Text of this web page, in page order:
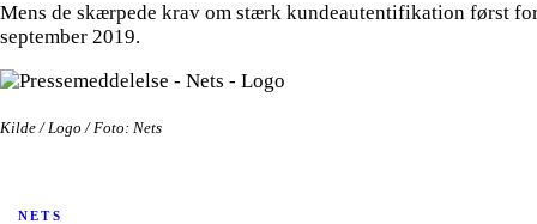
Mens de skærpede krav om stærk kundeautentifikation først
september 2019.
Kilde / Logo / Foto: Nets
NETS